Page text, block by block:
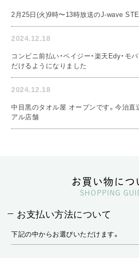
2月25日(火)9時〜13時放送のJ-wave
2024.12.18
コンビニ前払い・ペイジー・楽天Edy・モ
だけるようになりました
2024.12.18
中目黒のタオル屋 オープンです。今治直
アル店舗
お買い物につ
SHOPPING
お支払い方法について
下記の中からお選びいただけます。